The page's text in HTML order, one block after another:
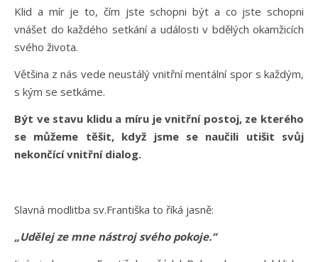
Klid a mír je to, čím jste schopni být a co jste schopni
vnášet do každého setkání a události v bdělých okamžicích
svého života.
Většina z nás vede neustálý vnitřní mentální spor s každým,
s kým se setkáme.
Být ve stavu klidu a míru je vnitřní postoj, ze kterého
se můžeme těšit, když jsme se naučili utišit svůj
nekončící vnitřní dialog.
Slavná modlitba sv.Františka to říká jasně:
„Udělej ze mne nástroj svého pokoje.“